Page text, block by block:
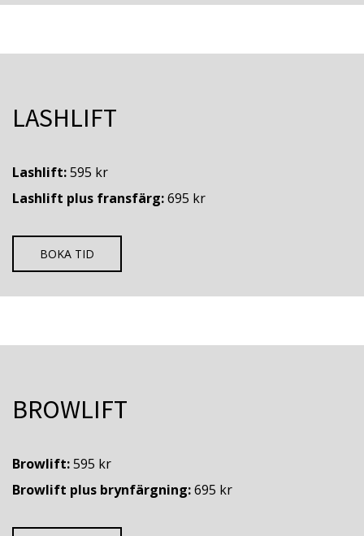
LASHLIFT
Lashlift:595 kr
Lashlift plus fransfärg:695 kr
BOKA TID
BROWLIFT
Browlift:595 kr
Browlift plus brynfärgning:695 kr